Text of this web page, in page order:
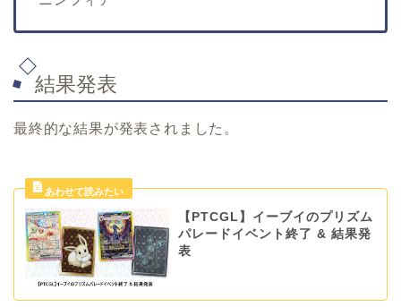
結果発表
最終的な結果が発表されました。
【PTCGL】イーブイのプリズム
パレードイベント終了 & 結果発
表